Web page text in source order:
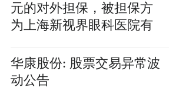
元的对外担保，被担保方
为上海新视界眼科医院有
华康股份: 股票交易异常波
动公告